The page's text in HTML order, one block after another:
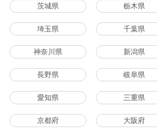
茨城県 栃木県
埼玉県 千葉県
神奈川県 新潟県
長野県 岐阜県
愛知県 三重県
京都府 大阪府